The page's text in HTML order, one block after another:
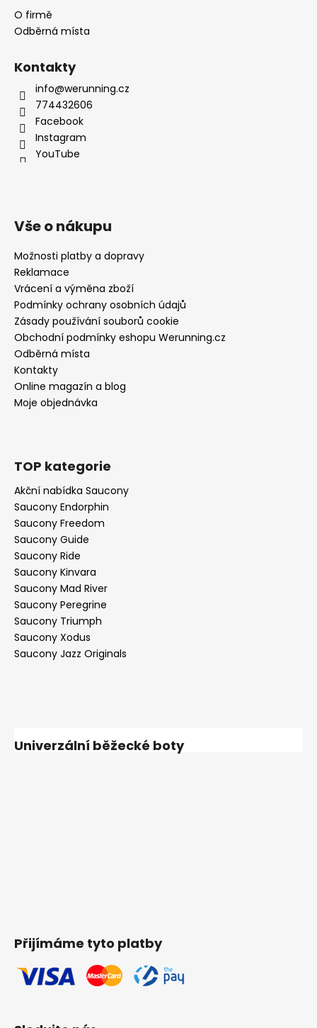
O firmě
Odběrná místa
Kontakty
info@werunning.cz
774432606
Facebook
Instagram
YouTube
Vše o nákupu
Možnosti platby a dopravy
Reklamace
Vrácení a výměna zboží
Podmínky ochrany osobních údajů
Zásady používání souborů cookie
Obchodní podmínky eshopu Werunning.cz
Odběrná místa
Kontakty
Online magazín a blog
Moje objednávka
TOP kategorie
Akční nabídka Saucony
Saucony Endorphin
Saucony Freedom
Saucony Guide
Saucony Ride
Saucony Kinvara
Saucony Mad River
Saucony Peregrine
Saucony Triumph
Saucony Xodus
Saucony Jazz Originals
Univerzální běžecké boty
Přijímáme tyto platby